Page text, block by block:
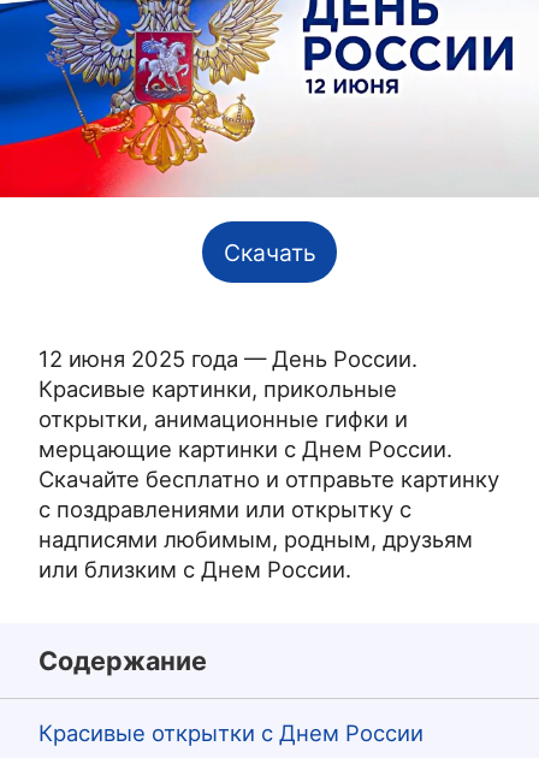
Скачать
12 июня 2025 года — День России.
Красивые картинки, прикольные
открытки, анимационные гифки и
мерцающие картинки с Днем России.
Скачайте бесплатно и отправьте картинку
с поздравлениями или открытку с
надписями любимым, родным, друзьям
или близким с Днем России.
Содержание
Красивые открытки с Днем России